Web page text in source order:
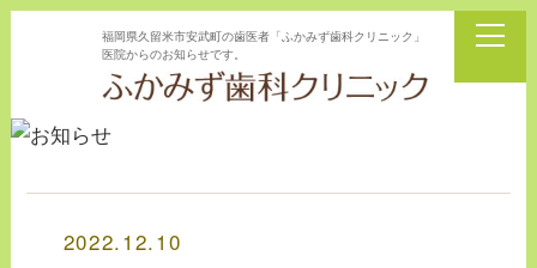
福岡県久留米市安武町の歯医者「ふかみず歯科クリニック」
医院からのお知らせです。
2022.12.10